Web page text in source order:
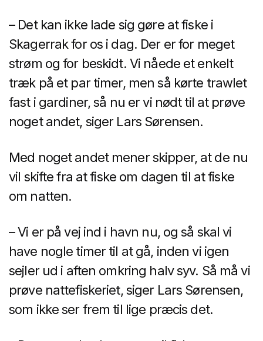
– Det kan ikke lade sig gøre at fiske i
Skagerrak for os i dag. Der er for meget
strøm og for beskidt. Vi nåede et enkelt
træk på et par timer, men så kørte trawlet
fast i gardiner, så nu er vi nødt til at prøve
noget andet, siger Lars Sørensen.
Med noget andet mener skipper, at de nu
vil skifte fra at fiske om dagen til at fiske
om natten.
– Vi er på vej ind i havn nu, og så skal vi
have nogle timer til at gå, inden vi igen
sejler ud i aften omkring halv syv. Så må vi
prøve nattefiskeriet, siger Lars Sørensen,
som ikke ser frem til lige præcis det.